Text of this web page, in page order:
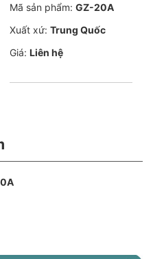
Mã sản phẩm: GZ-20A
Xuất xứ: Trung Quốc
Giá: Liên hệ